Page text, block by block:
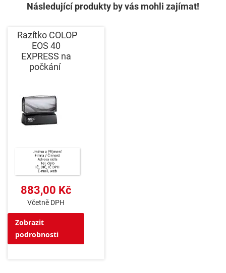
Následující produkty by vás mohli zajímat!
Razítko COLOP
EOS 40
EXPRESS na
počkání
883,00 Kč
Včetně DPH
Zobrazit
podrobnosti